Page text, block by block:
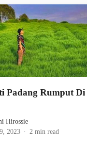
Padang Rumput Di
Hirossie
2023
2 min read